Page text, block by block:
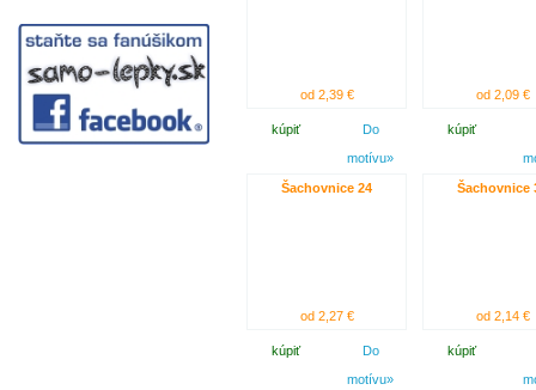
od 2,39 €
kúpiť
Do
motívu»
od 2,09 €
kúpiť
Šachovnice 24
od 2,27 €
kúpiť
Do
motívu»
Šachovnice
od 2,14 €
kúpiť